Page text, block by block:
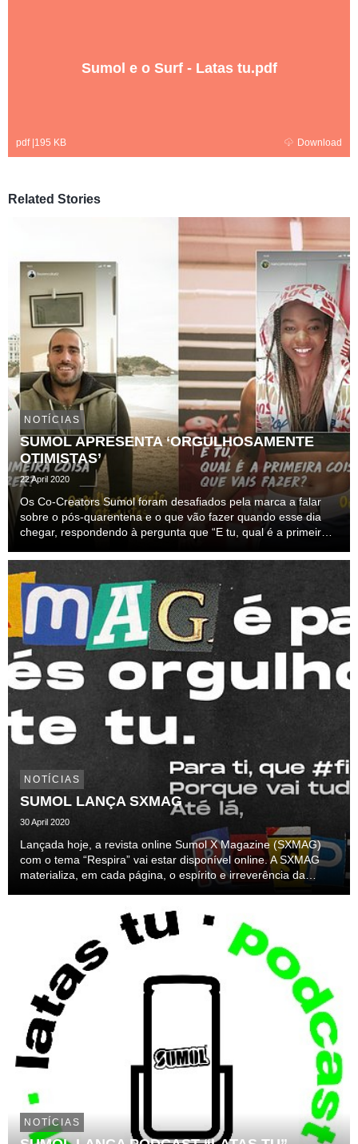
Sumol e o Surf - Latas tu.pdf
pdf|195 KB Download
Related Stories
NOTÍCIAS
SUMOL APRESENTA ‘ORGULHOSAMENTE
OTIMISTAS’
22 April 2020
Os Co-Creators Sumol foram desafiados pela marca a falar
sobre o pós-quarentena e o que vão fazer quando esse dia
chegar, respondendo à pergunta que “E tu, qual é a primeira
para uma esplanada ou um ‘ganda’ resta...
NOTÍCIAS
SUMOL LANÇA SXMAG
30 April 2020
Lançada hoje, a revista online Sumol X Magazine (SXMAG)
com o tema “Respira” vai estar disponível online. A SXMAG
materializa, em cada página, o espírito e irreverência da
NOTÍCIAS